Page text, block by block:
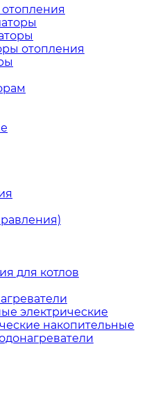
отопления
для котлов
электрические
накопительные